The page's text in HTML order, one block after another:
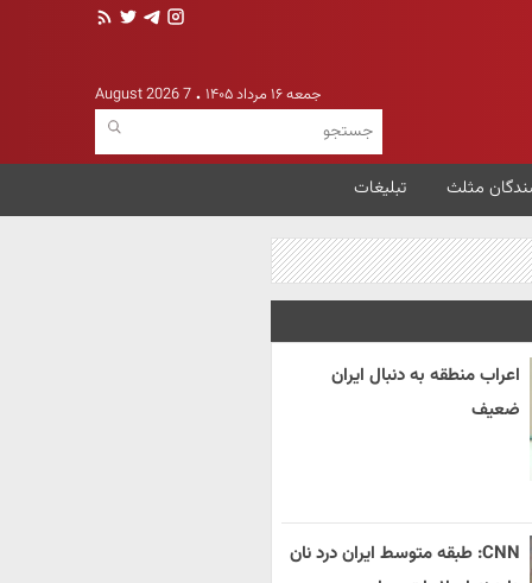
جمعه ۱۶ مرداد ۱۴۰۵ 7 August 2026
مثلث تبلیغات
اعراب منطقه به دنبال ایران
ضعیف
CNN: طبقه متوسط ایران درد نان